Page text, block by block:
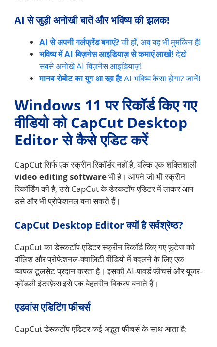
AI से जुड़ी अनोखी बातें और भविष्य की झलक!
AI से अपनी गर्लफ्रेंड बनाएं?जी हाँ, अब यह भी मुमकिन है!
भविष्य में AI बिज़नेस आइडियाज़ से कमाएं लाखों!देखें
सबसे अनोखे AI बिज़नेस आइडियाज़!
मानव-रोबोट का युग आ रहा है! AI भविष्य कैसा होगा? जानें!
Windows 11 पर रिकॉर्ड किए गए
वीडियो को CapCut Desktop
Editor से कैसे एडिट करें
CapCut सिर्फ एक स्क्रीन रिकॉर्डर नहीं है, बल्कि एक शक्तिशाली
video editing softwareभी है। आपने जो भी स्क्रीन
रिकॉर्डिंग की है, उसे CapCut के डेस्कटॉप एडिटर में लाकर आप
उसे और भी प्रोफेशनल बना सकते हैं।
CapCut Desktop Editor क्यों है सर्वश्रेष्ठ?
CapCut का डेस्कटॉप एडिटर स्क्रीन रिकॉर्ड किए गए फुटेज को
पॉलिश और प्रोफेशनल-क्वालिटी वीडियो में बदलने के लिए एक
व्यापक टूलसेट प्रदान करता है। इसकी AI-पावर्ड फीचर्स और यूजर-
फ्रेंडली इंटरफ़ेस इसे एक बेहतरीन विकल्प बनाते हैं।
एडवांस एडिटिंग फीचर्स
CapCut डेस्कटॉप एडिटर कई अद्भुत फीचर्स के साथ आता है: